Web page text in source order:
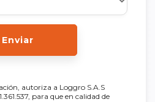
Enviar
autoriza a Loggro S.A.S
para que en calidad de